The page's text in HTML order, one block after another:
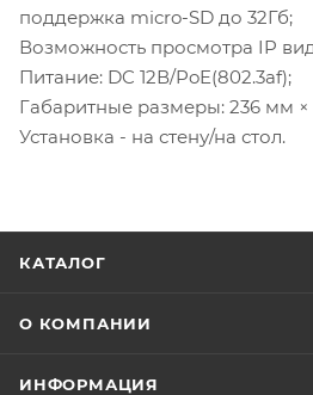
поддержка micro-SD до 32Гб;
Возможность просмотра IP
Питание: DC 12В/PoE(802.3af);
Габаритные размеры: 236 мм
Установка - на стену/на стол.
КАТАЛОГ
О КОМПАНИИ
ИНФОРМАЦИЯ